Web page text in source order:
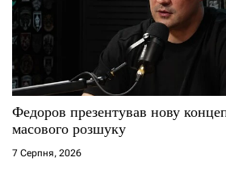
Федоров презентував нову
масового розшуку
7 Серпня, 2026